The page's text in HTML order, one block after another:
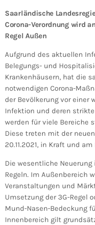
Saarländische
Corona-Verordnung wird
Regel Außen
Aufgrund des aktuellen
Belegungs- und
Krankenhäusern, hat die
notwendigen Corona-
der Bevölkerung vor einer
Infektion und deren
werden für viele Bereiche
Diese treten mit der
20.11.2021, in Kraft und
Die wesentliche
Regeln. Im Außenbereich
Veranstaltungen und
Umsetzung der 3G-Regel
Mund-Nasen-Bedeckung
Innenbereich gilt